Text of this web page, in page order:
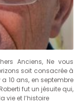
Anciens, Ne vous
soit consacrée à
10 ans, en septembre
fut un jésuite qui,
vie et l’histoire